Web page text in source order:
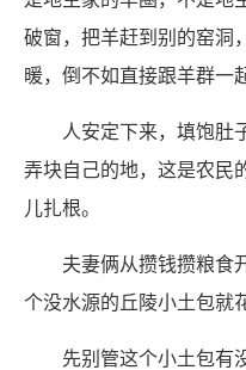
破窗，把羊赶到别的窑洞
暖，倒不如直接跟羊群一
人安定下来，填饱肚
弄块自己的地，这是农民
儿扎根。
夫妻俩从攒钱攒粮食
个没水源的丘陵小土包就
先别管这个小土包有